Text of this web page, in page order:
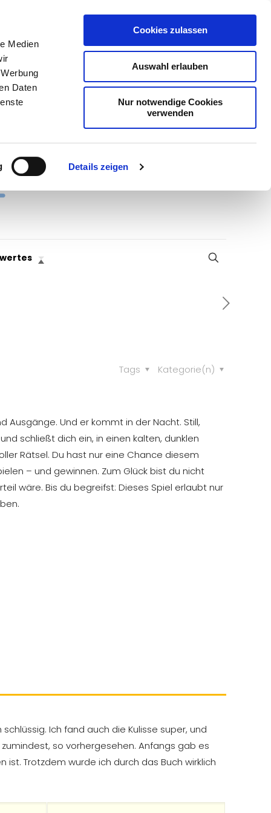
Medien
Daten
Details zeigen
Cookies zulassen
Auswahl erlauben
Nur notwendige Cookies
verwenden
Kategorie(n)
Tags
Ausgänge. Und er kommt in der Nacht. Still,
schließt dich ein, in einen kalten, dunklen
Rätsel. Du hast nur eine Chance diesem
– und gewinnen. Zum Glück bist du nicht
wäre. Bis du begreifst: Dieses Spiel erlaubt nur
Ich fand auch die Kulisse super, und
so vorhergesehen. Anfangs gab es
Trotzdem wurde ich durch das Buch wirklich